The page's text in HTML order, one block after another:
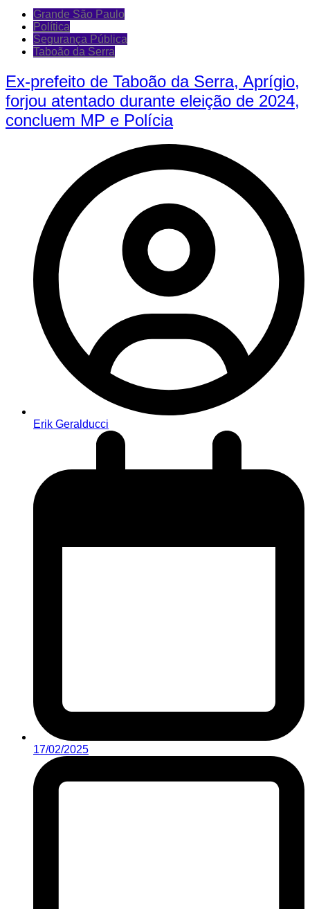
Grande São Paulo
Política
Segurança Pública
Taboão da Serra
Ex-prefeito de Taboão da Serra, Aprígio,
forjou atentado durante eleição de 2024,
concluem MP e Polícia
Erik Geralducci
17/02/2025